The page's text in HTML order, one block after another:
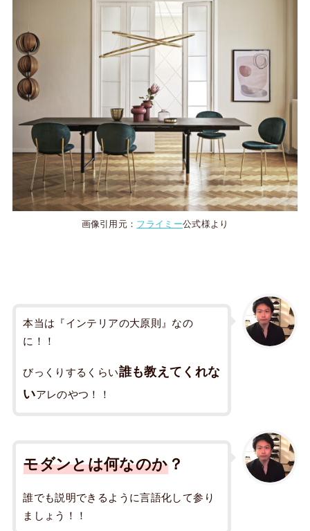
画像引用元： フライミー公式様より
本当は『インテリアの大原則』なの
に！！
びっくりするくらい誰も教えてくれな
いアレのやつ！！
モダンとは何なのか？
誰でも説明できるように言語化して参り
ましょう！！